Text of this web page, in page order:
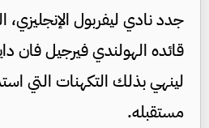
جدد نادي ليفربول
لينهي بذلك التكهنات التي
مستقبله.